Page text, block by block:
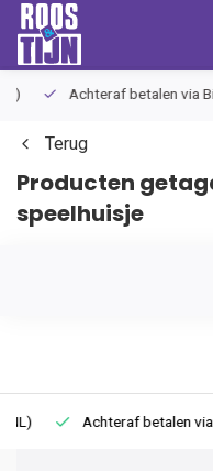
Achteraf betalen via
Terug
Producten
speelhuisje
Achteraf betalen via